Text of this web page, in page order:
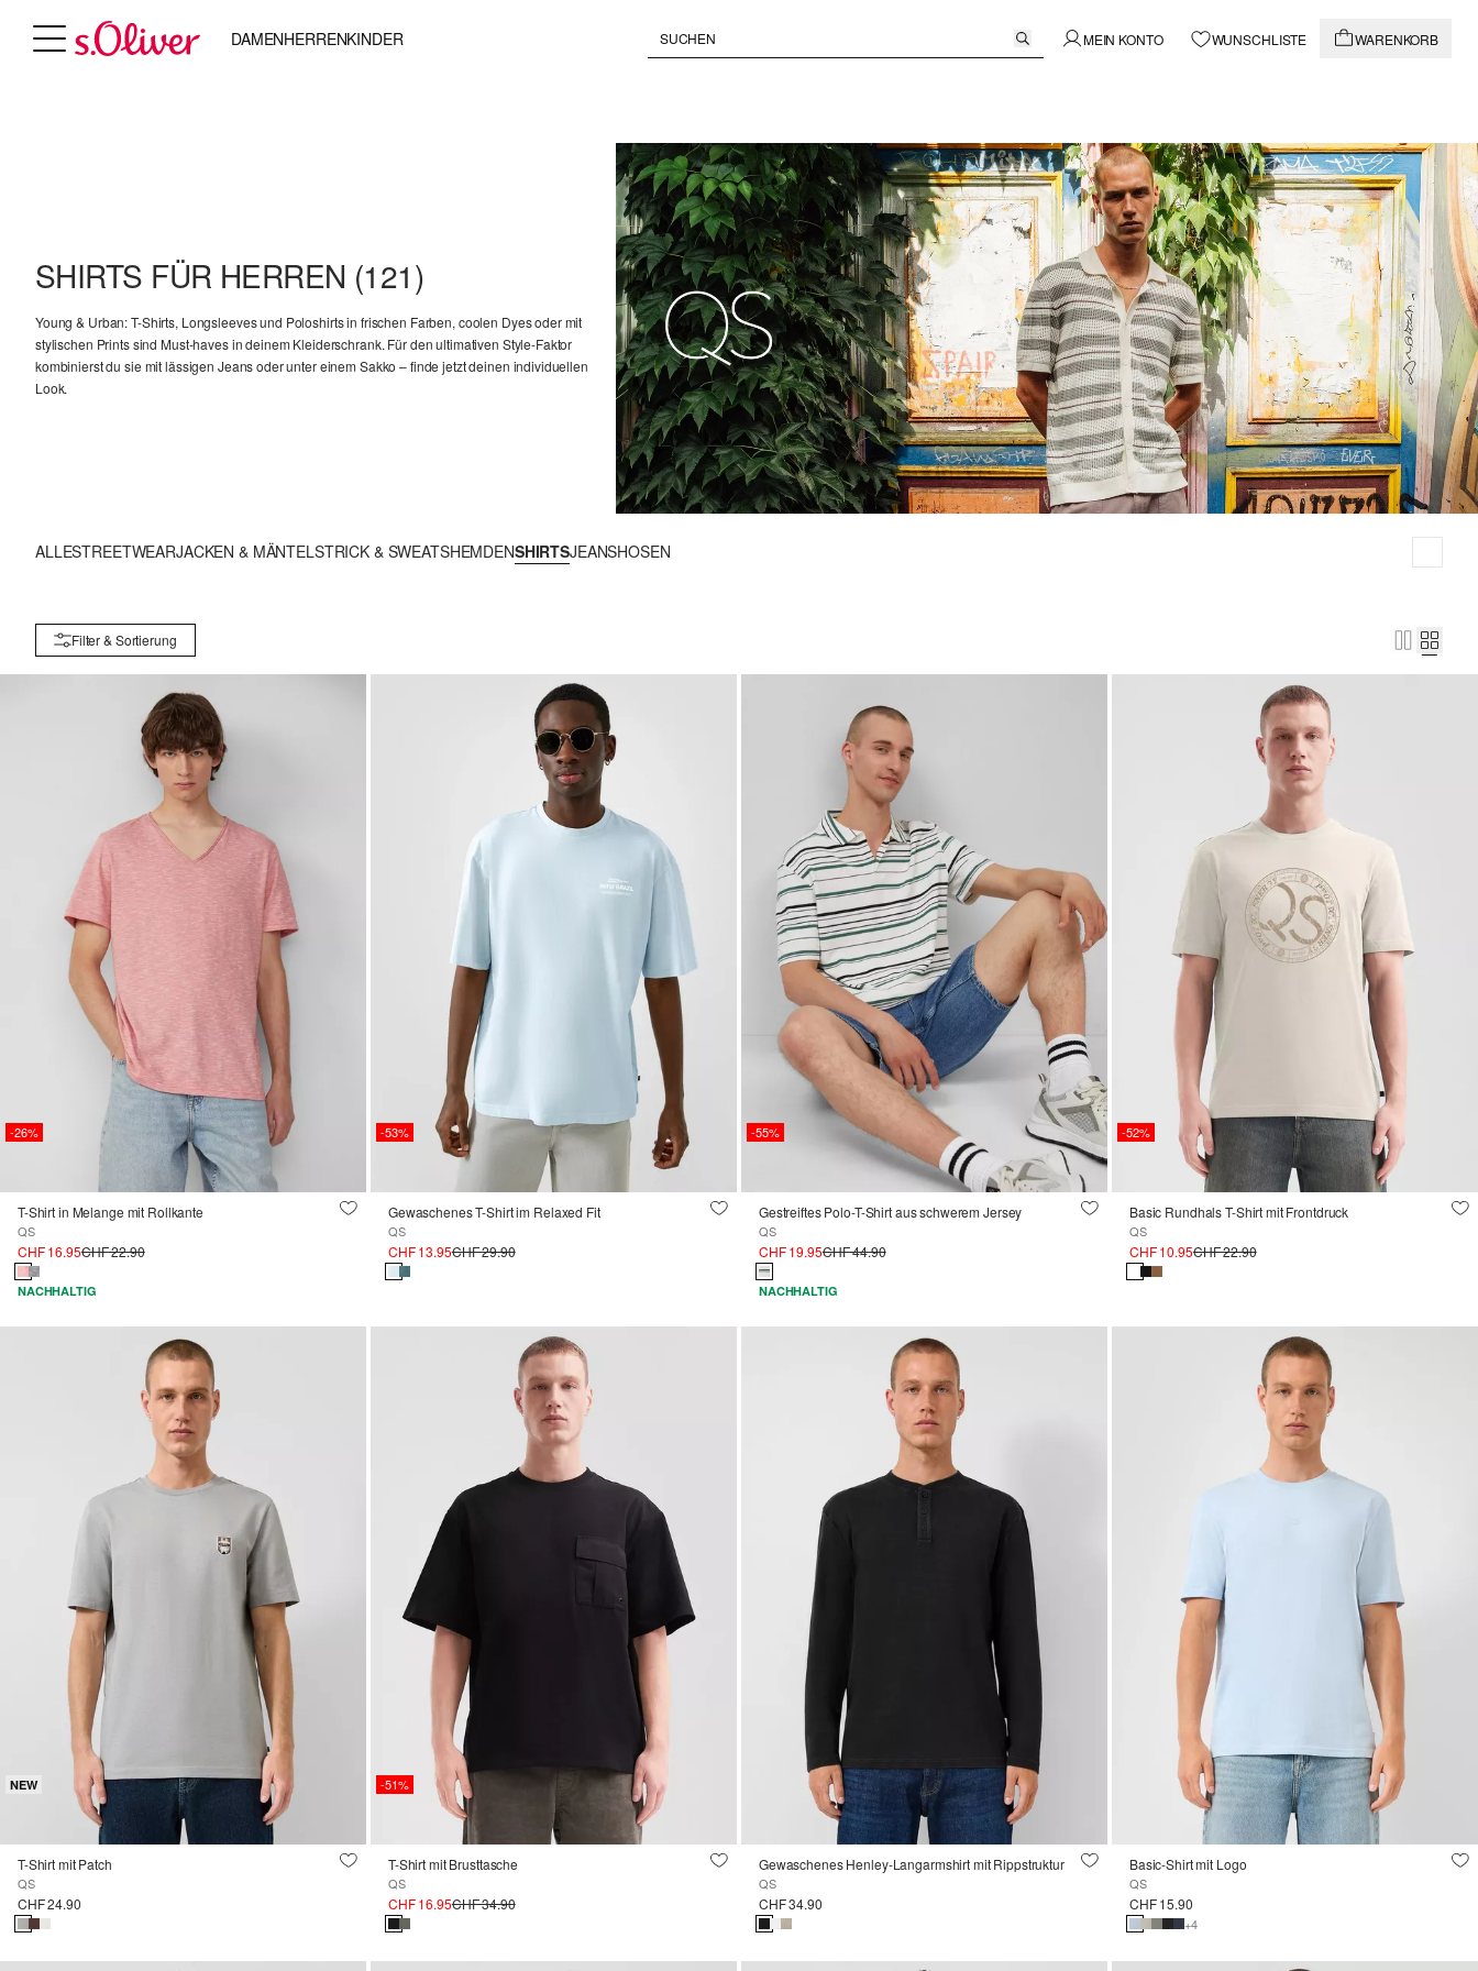
DAMENHERRENKINDER MEIN KONTO WUNSCHLISTE WARENKORB
SHIRTS FÜR HERREN (121)
Young & Urban: T-Shirts, Longsleeves und Poloshirts in frischen Farben, coolen Dyes oder mit
stylischen Prints sind Must-haves in deinem Kleiderschrank. Für den ultimativen Style-Faktor
kombinierst du sie mit lässigen Jeans oder unter einem Sakko – finde jetzt deinen individuellen
Look.
ALLESTREETWEARJACKEN & MÄNTELSTRICK & SWEATSHEMDENSHIRTSJEANSHOSEN
Filter & Sortierung
-26%
T-Shirt in Melange mit Rollkante
QS
CHF 16.95CHF 22.90
NACHHALTIG
-53%
Gewaschenes T-Shirt im Relaxed Fit
QS
CHF 13.95CHF 29.90
-55%
Gestreiftes Polo-T-Shirt aus schwerem Jersey
QS
CHF 19.95CHF 44.90
NACHHALTIG
-52%
Basic Rundhals T-Shirt mit Frontdruck
QS
CHF 10.95CHF 22.90
NEW
T-Shirt mit Patch
QS
CHF 24.90
-51%
T-Shirt mit Brusttasche
QS
CHF 16.95CHF 34.90
Gewaschenes Henley-Langarmshirt mit Rippstruktur
QS
CHF 34.90
Basic-Shirt mit Logo
QS
CHF 15.90
+4